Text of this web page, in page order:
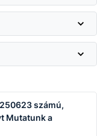
számú,
Mutatunk a